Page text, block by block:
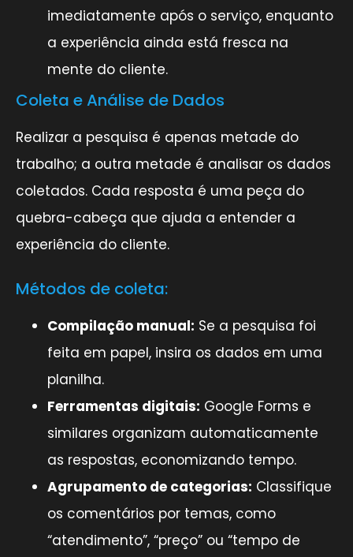
imediatamente após o serviço, enquanto
a experiência ainda está fresca na
mente do cliente.
Coleta e Análise de Dados
Realizar a pesquisa é apenas metade do
trabalho; a outra metade é analisar os dados
coletados. Cada resposta é uma peça do
quebra-cabeça que ajuda a entender a
experiência do cliente.
Métodos de coleta:
Compilação manual: Se a pesquisa foi
feita em papel, insira os dados em uma
planilha.
Ferramentas digitais: Google Forms e
similares organizam automaticamente
as respostas, economizando tempo.
Agrupamento de categorias: Classifique
os comentários por temas, como
“atendimento”, “preço” ou “tempo de